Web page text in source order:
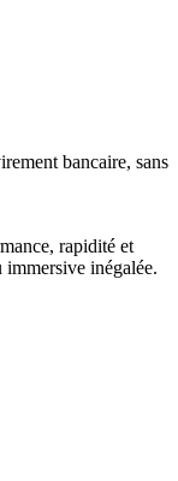
bancaire, sans
rapidité et
immersive inégalée.